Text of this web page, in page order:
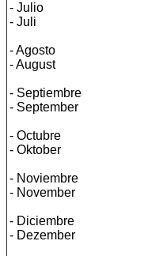
- Julio
- Juli
- Agosto
- August
- Septiembre
- September
- Octubre
- Oktober
- Noviembre
- November
- Diciembre
- Dezember